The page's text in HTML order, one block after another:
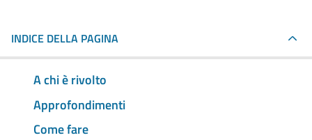
INDICE DELLA PAGINA
A chi è rivolto
Approfondimenti
Come fare